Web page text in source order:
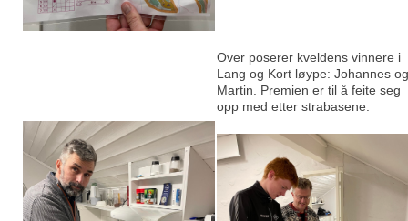
Over poserer kveldens vinnere i
Lang og Kort løype: Johannes og
Martin. Premien er til å feite seg
opp med etter strabasene.